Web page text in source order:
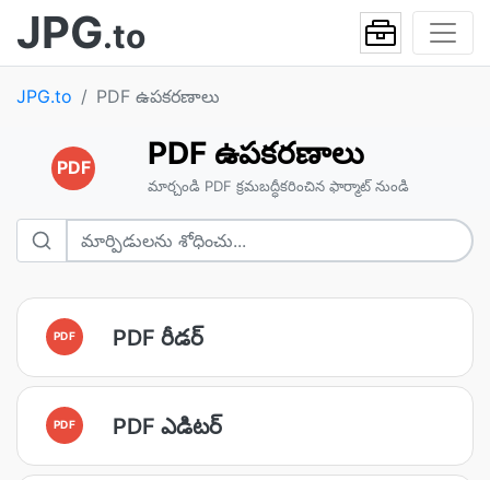
JPG.to
JPG.to PDF ఉపకరణాలు
PDF PDF ఉపకరణాలు
మార్చండి PDF క్రమబద్ధీకరించిన ఫార్మాట్ నుండి
PDF PDF రీడర్
PDF PDF ఎడిటర్